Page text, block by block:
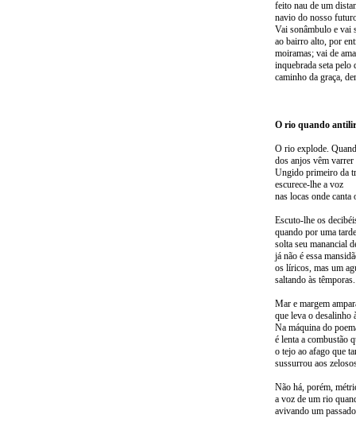
feito nau de um
navio do nosso
Vai sonâmbulo e vai
ao bairro alto, por
moiramas; vai de
inquebrada seta pelo
caminho da graça,
O rio quando
O rio explode.
dos anjos vêm varrer
Ungido primeiro da
escurece-lhe a voz
nas locas onde canta
Escuto-lhe os
quando por uma
solta seu manancial
já não é essa
os líricos, mas um
saltando às têmporas.
Mar e margem
que leva o desalinho
Na máquina do
é lenta a combustão
o tejo ao afago que
sussurrou aos
Não há, porém,
a voz de um rio
avivando um